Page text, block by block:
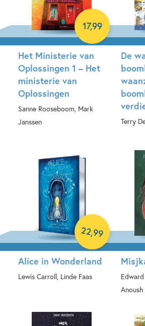
Het Ministerie van
Oplossingen 1 – Het
ministerie van
Oplossingen
Sanne Rooseboom, Mark
Janssen
17,99
De
Terry
Alice in Wonderland
Lewis Carroll, Linde Faas
22,99